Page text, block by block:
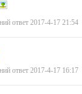
ответ 2017-4-17 21:54
ответ 2017-4-17 16:17